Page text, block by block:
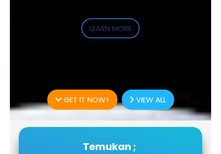
LEARN MORE
GET IT NOW> VIEW ALL
Temukan ;